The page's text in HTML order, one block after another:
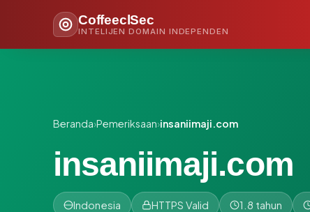
CoffeeclSec
INTELIJEN DOMAIN INDEPENDEN
Beranda›Pemeriksaan›insaniimaji.com
insaniimaji.com
Indonesia HTTPS Valid 1.8 tahun